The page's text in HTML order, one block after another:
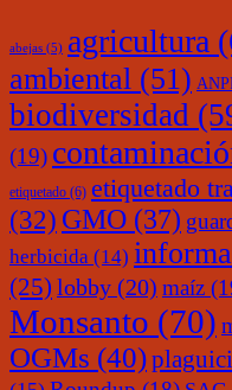
abejas (5) agricultura
ambiental (51)
biodiversidad
(19)
etiquetado (6) etiquetado
(32) GMO (37)
herbicida (14)
(25) lobby (20) maíz
Monsanto (70)
OGMs (40)